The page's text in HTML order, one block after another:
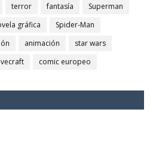
terror fantasía
Superman
gráfica
Spider-Man
animación
star wars
comic europeo